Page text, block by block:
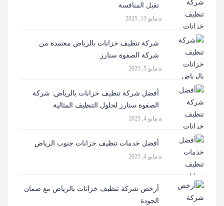
تقبل المنافسة
مايو 13, 2025
شركة تنظيف خزانات بالرياض معتمدة من
شركة الصفوة ستارز
مايو 5, 2025
أفضل شركة تنظيف خزانات بالرياض: شركة
الصفوة ستارز لحلول التنظيف المثالية
مايو 4, 2025
أفضل خدمات تنظيف خزانات جنوب الرياض
مايو 4, 2025
أرخص شركة تنظيف خزانات بالرياض مع ضمان
الجودة